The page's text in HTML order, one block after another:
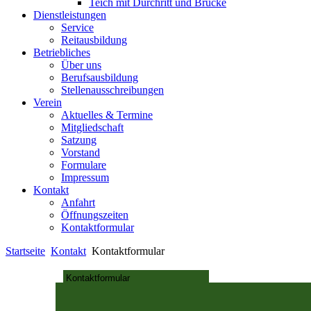
Dienstleistungen
Service
Reitausbildung
Betriebliches
Über uns
Berufsausbildung
Stellenausschreibungen
Verein
Aktuelles & Termine
Mitgliedschaft
Satzung
Vorstand
Formulare
Impressum
Kontakt
Anfahrt
Öffnungszeiten
Kontaktformular
Startseite Kontakt Kontaktformular
Kontaktformular